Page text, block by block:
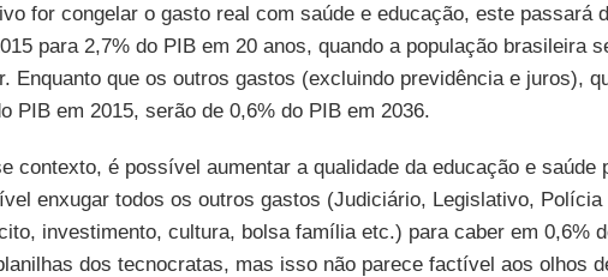
for congelar o gasto real com saúde e educação, este passará
para 2,7% do PIB em 20 anos, quando a população brasileira
Enquanto que os outros gastos (excluindo previdência e juros),
PIB em 2015, serão de 0,6% do PIB em 2036.
contexto, é possível aumentar a qualidade da educação e saúde
enxugar todos os outros gastos (Judiciário, Legislativo, Polícia
investimento, cultura, bolsa família etc.) para caber em 0,6%
dos tecnocratas, mas isso não parece factível aos olhos